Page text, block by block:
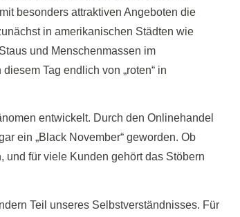
besonders attraktiven Angeboten die
in amerikanischen Städten wie
und Menschenmassen im
Tag endlich von „roten“ in
entwickelt. Durch den Onlinehandel
ein „Black November“ geworden. Ob
und für viele Kunden gehört das Stöbern
Teil unseres Selbstverständnisses. Für